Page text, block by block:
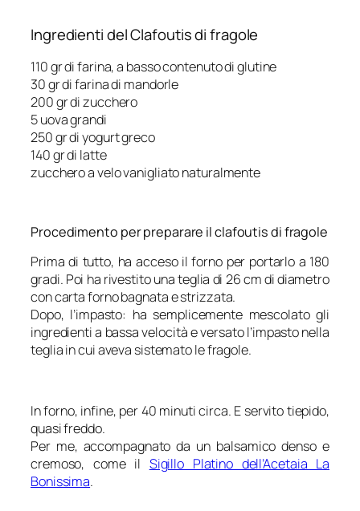
Ingredienti del Clafoutis di fragole
110 gr di farina, a basso contenuto di glutine
30 gr di farina di mandorle
200 gr di zucchero
5 uova grandi
250 gr di yogurt greco
140 gr di latte
zucchero a velo vanigliato naturalmente
Procedimento per preparare il clafoutis di fragole
Prima di tutto, ha acceso il forno per portarlo a 180
gradi. Poi ha rivestito una teglia di 26 cm di diametro
con carta forno bagnata e strizzata.
Dopo, l’impasto: ha semplicemente mescolato gli
ingredienti a bassa velocità e versato l’impasto nella
teglia in cui aveva sistemato le fragole.
In forno, infine, per 40 minuti circa. E servito tiepido,
quasi freddo.
Per me, accompagnato da un balsamico denso e
cremoso, come il Sigillo Platino dell’Acetaia La
Bonissima.